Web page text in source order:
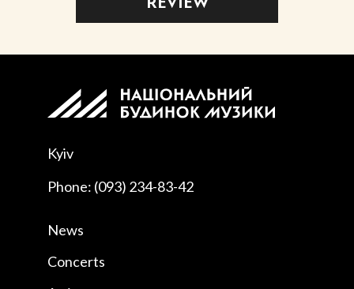
REVIEW
Kyiv
Phone: (093) 234-83-42
News
Concerts